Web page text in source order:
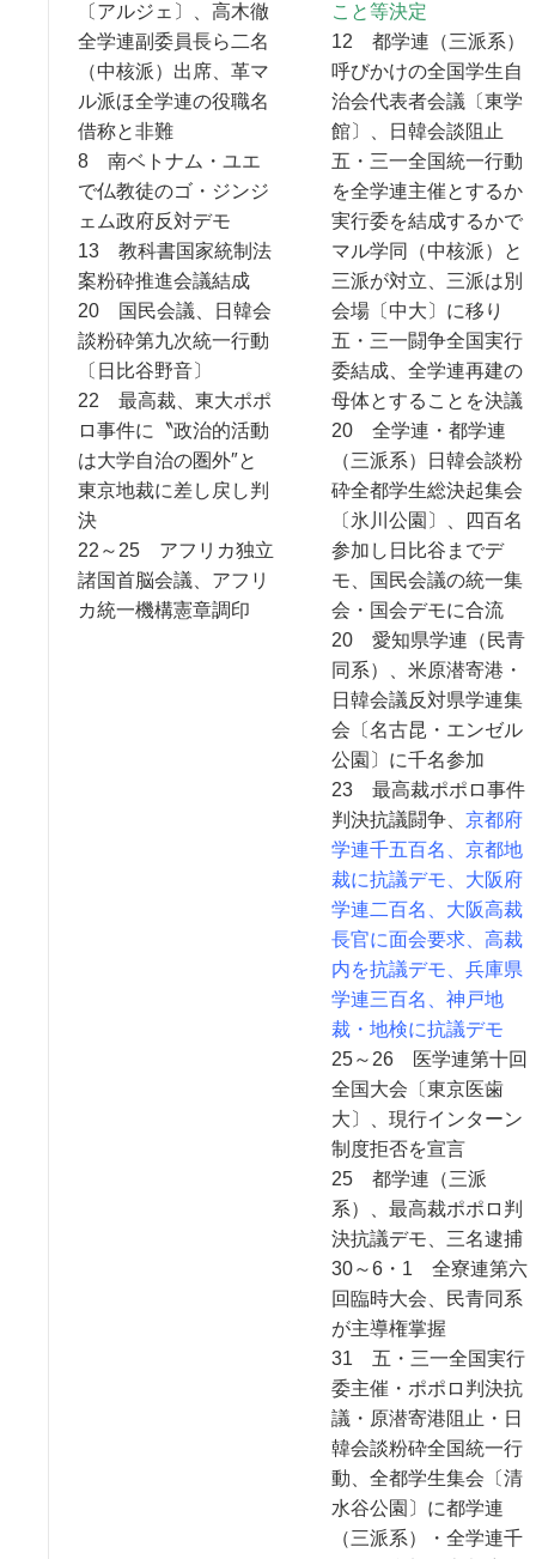
〔アルジェ〕、高木徹
全学連副委員長ら二名
（中核派）出席、革マ
ル派ほ全学連の役職名
借称と非難
8 南ベトナム・ユエ
で仏教徒のゴ・ジンジ
ェム政府反対デモ
13 教科書国家統制法
案粉砕推進会議結成
20 国民会議、日韓会
談粉砕第九次統一行動
〔日比谷野音〕
22 最高裁、東大ポポ
ロ事件に〝政治的活動
は大学自治の圏外″と
東京地裁に差し戻し判
決
22～25 アフリカ独立
諸国首脳会議、アフリ
カ統一機構憲章調印
こと等決定
12 都学連（三派系）
呼びかけの全国学生自
治会代表者会議〔東学
館〕、日韓会談阻止
五・三一全国統一行動
を全学連主催とするか
実行委を結成するかで
マル学同（中核派）と
三派が対立、三派は別
会場〔中大〕に移り
五・三一闘争全国実行
委結成、全学連再建の
母体とすることを決議
20 全学連・都学連
（三派系）日韓会談粉
砕全都学生総決起集会
〔氷川公園〕、四百名
参加し日比谷までデ
モ、国民会議の統一集
会・国会デモに合流
20 愛知県学連（民青
同系）、米原潜寄港・
日韓会議反対県学連集
会〔名古昆・エンゼル
公園〕に千名参加
23 最高裁ポポロ事件
判決抗議闘争、 京都府
学連千五百名、京都地
裁に抗議デモ、大阪府
学連二百名、大阪高裁
長官に面会要求、高裁
内を抗議デモ、兵庫県
学連三百名、神戸地
裁・地検に抗議デモ
25～26 医学連第十回
全国大会〔東京医歯
大〕、現行インターン
制度拒否を宣言
25 都学連（三派
系）、最高裁ポポロ判
決抗議デモ、三名逮捕
30～6・1 全寮連第六
回臨時大会、民青同系
が主導権掌握
31 五・三一全国実行
委主催・ポポロ判決抗
議・原潜寄港阻止・日
韓会談粉砕全国統一行
動、全都学生集会〔清
水谷公園〕に都学連
（三派系）・全学連千